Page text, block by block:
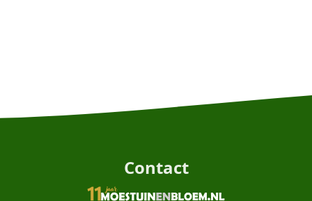
Contact